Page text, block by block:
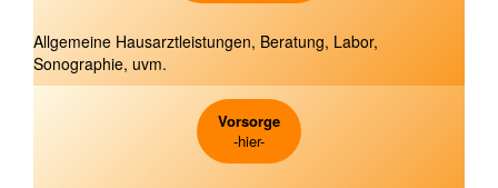
Allgemeine Hausarztleistungen, Beratung, Labor,
Sonographie, uvm.
Vorsorge
-hier-